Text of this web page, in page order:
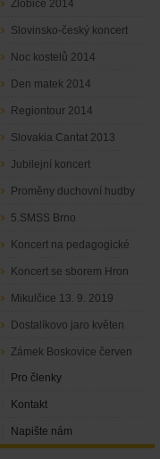
Zlobice 2014
Slovinsko-český koncert
Noc kostelů 2014
Den matek 2014
Regiontour 2014
Slovakia Cantat 2013
Jubilejní koncert
Proměny duchovní hudby
5.SMSS Brno
Koncert na pedagogické
fakultě květen 2019
Koncert se sborem Hron
23. 11. 2019
Mikulčice 13. 9. 2019
Dostalíkovo jaro květen
2019
Zámek Boskovice červen
2019
Pro členky
Kontakt
Napište nám